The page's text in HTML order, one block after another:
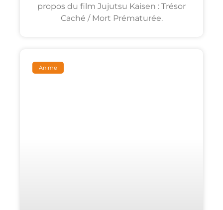
propos du film Jujutsu Kaisen : Trésor
Caché / Mort Prématurée.
Anime